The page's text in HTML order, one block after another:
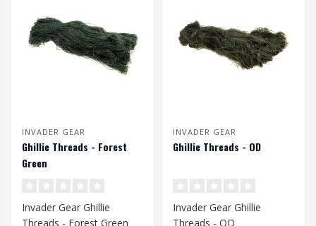
INVADER GEAR
Ghillie Threads - Forest
Green
Invader Gear Ghillie
Threads - Forest Green
INVADER GEAR
Ghillie Threads - OD
Invader Gear Ghillie
Threads - OD